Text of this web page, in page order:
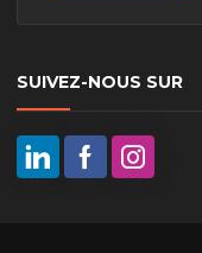
SUIVEZ-NOUS SUR